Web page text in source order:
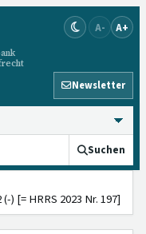
A- A+
Newsletter
Suchen
) [= HRRS 2023 Nr. 197]